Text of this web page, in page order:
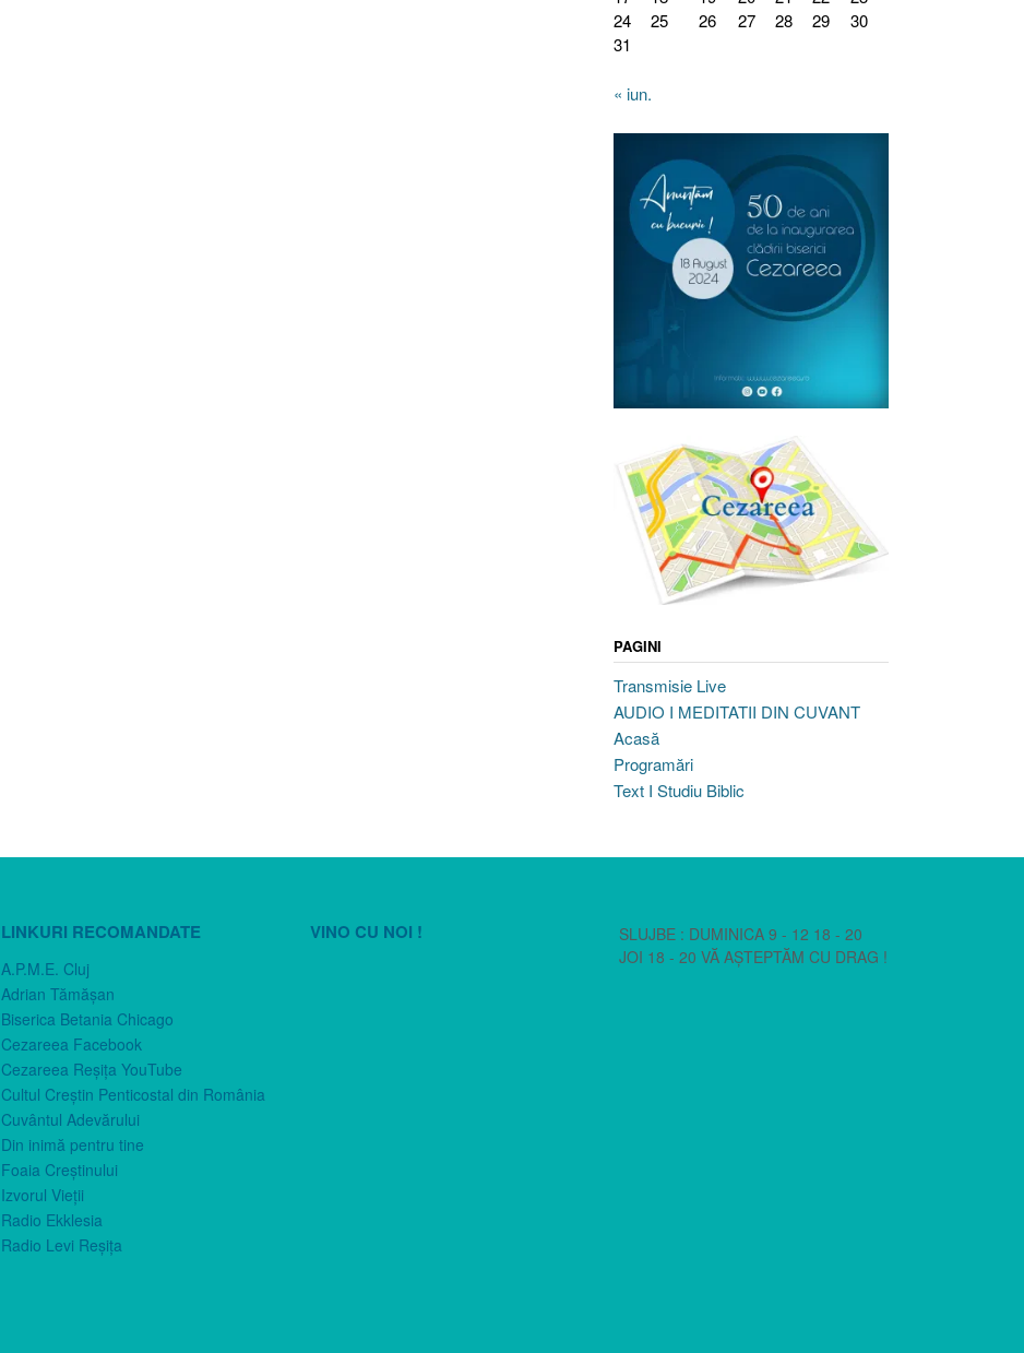
24
25 26 27 28 29
30
31
« iun.
PAGINI
Transmisie Live
AUDIO I MEDITATII DIN CUVANT
Acasă
Programări
Text I Studiu Biblic
LINKURI RECOMANDATE
A.P.M.E. Cluj
Adrian Tămăşan
Biserica Betania Chicago
Cezareea Facebook
Cezareea Reşiţa YouTube
Cultul Creştin Penticostal din România
Cuvântul Adevărului
Din inimă pentru tine
Foaia Creştinului
Izvorul Vieţii
Radio Ekklesia
Radio Levi Reşiţa
VINO CU NOI !
SLUJBE : DUMINICA 9 - 12 18 - 20
JOI 18 - 20 VĂ AȘTEPTĂM CU DRAG !